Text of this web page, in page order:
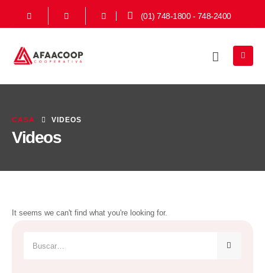
(01) 748-1800 - 748-2400
CASA VIDEOS
Videos
It seems we can't find what you're looking for.